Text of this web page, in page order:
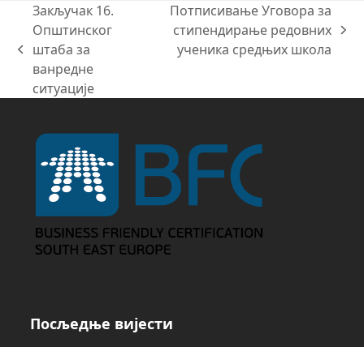
previous
post:
Закључак 16.
Општинског
штаба за
ванредне
ситуације
next
post:
Потписивање Уговора за
стипендирање редовних
ученика средњих школа
Посљедње вијести